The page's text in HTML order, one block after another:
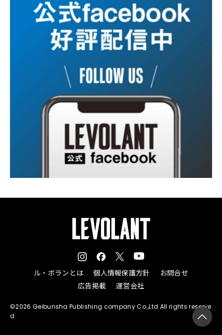
ル・ボランとは 個人情報保護方針
お問合せ
広告掲載
運営会社
©2026 Geibunsha Publishing company Co.,Ltd All rights reserve
d.